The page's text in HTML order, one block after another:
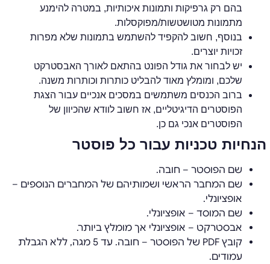
בהם רק גרפיקות ותמונות איכותיות, במטרה להימנע
מתמונות מטושטשות/מפוקסלות.
בנוסף, חשוב להקפיד להשתמש בתמונות שלא מפרות
זכויות יוצרים.
יש לבחור את גודל הפונט בהתאם לאורך האבסטרקט
שלכם, ומומלץ מאוד להבליט כותרות וכותרות משנה.
ברוב הכנסים משתמשים במסכים אנכיים עבור הצגת
הפוסטרים הדיגיטליים, אז חשוב לוודא שהכיוון של
הפוסטרים אנכי גם כן.
הנחיות טכניות עבור כל פוסטר
שם הפוסטר – חובה.
שם המחבר הראשי ושמותיהם של המחברים הנוספים –
אופציונלי.
שם המוסד – אופציונלי.
אבסטרקט – אופציונלי אך מומלץ ביותר.
קובץ PDF של הפוסטר – חובה. עד 5 מגה, ללא הגבלת
עמודים.